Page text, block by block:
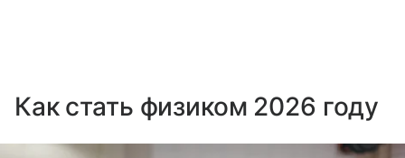
Как стать физиком 2026 году